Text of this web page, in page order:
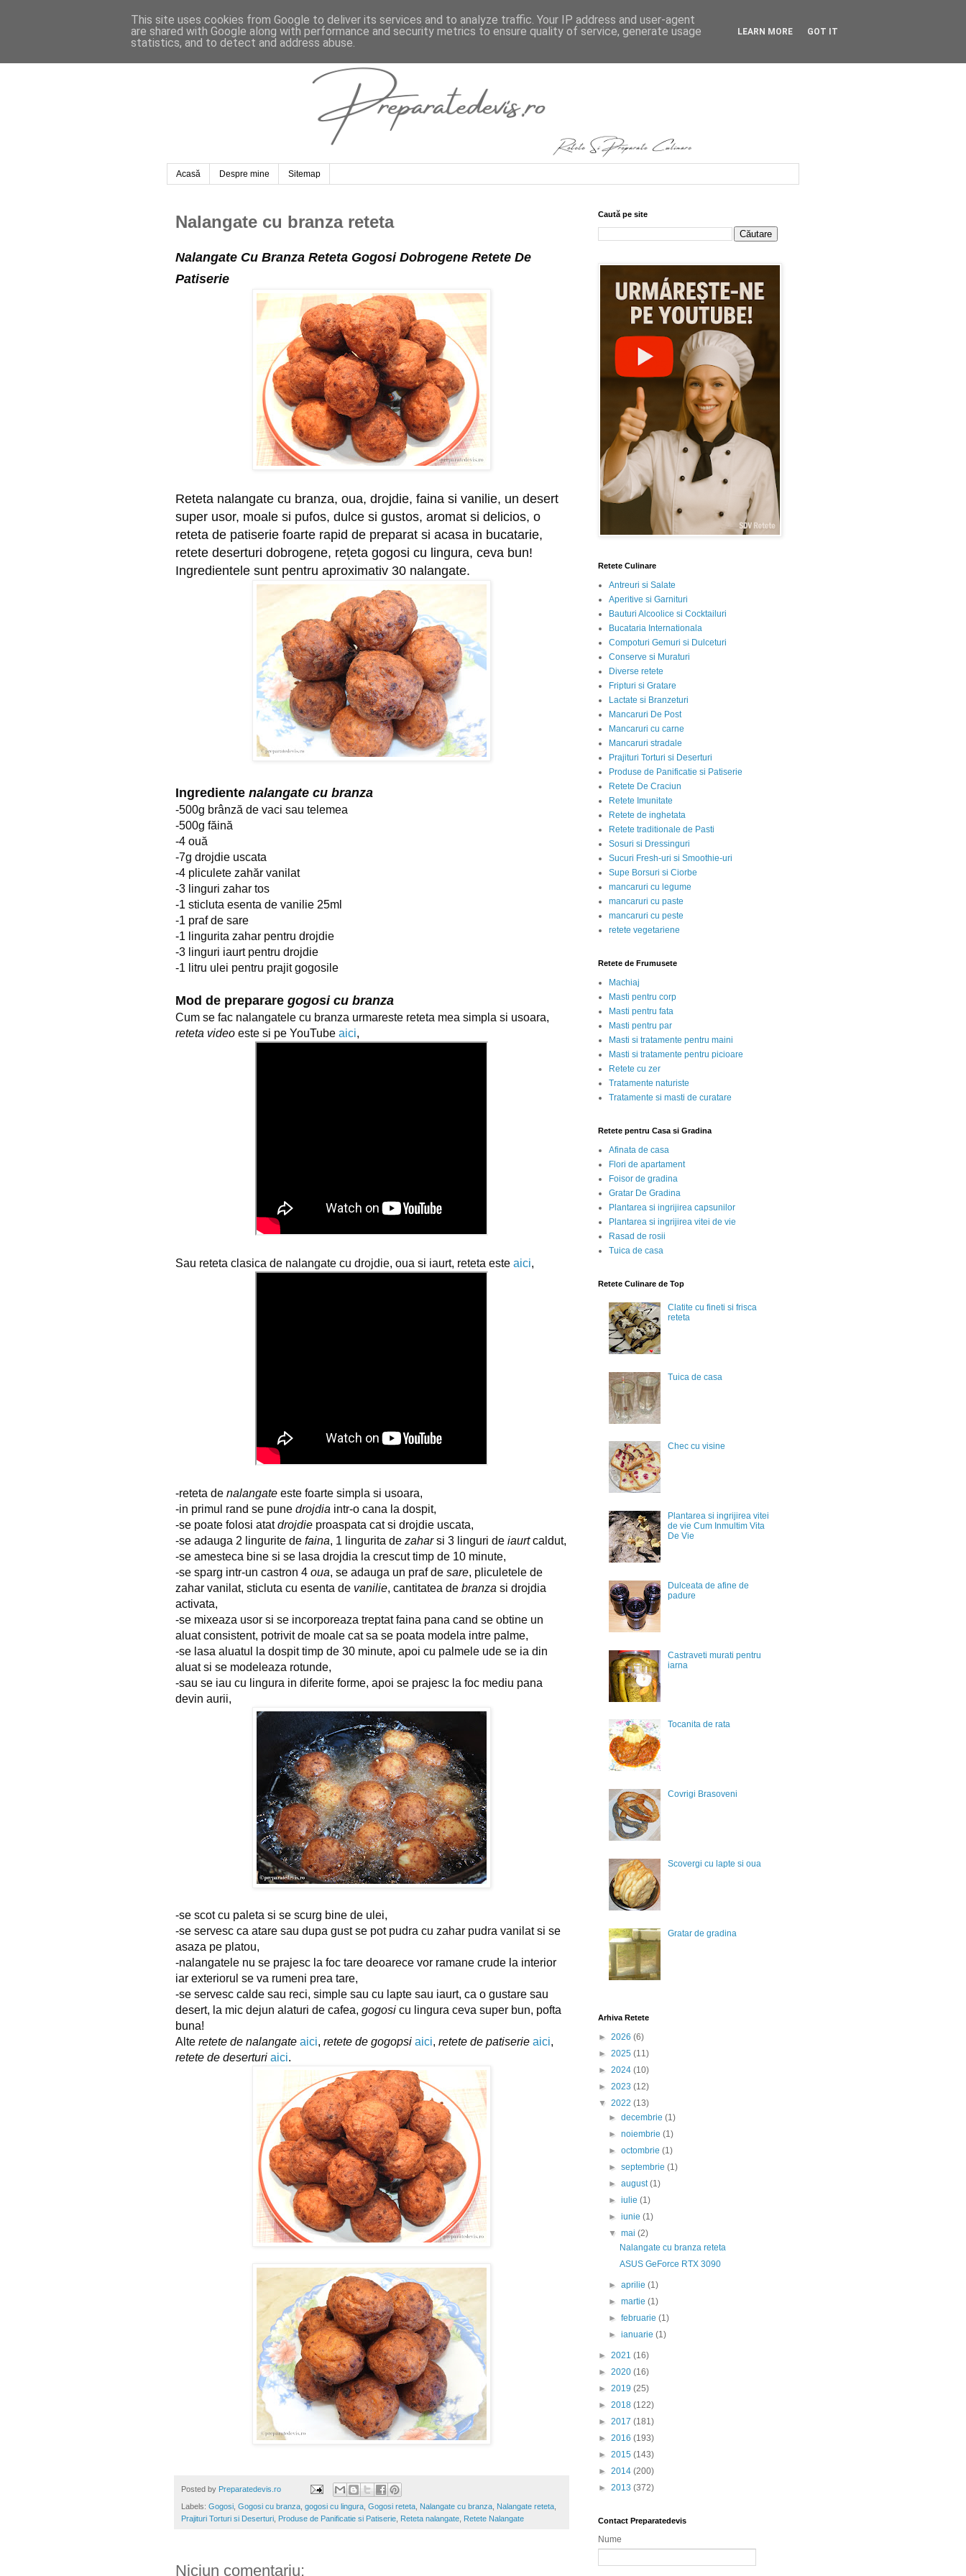
Acasă Despre mine Sitemap
Nalangate cu branza reteta
Nalangate Cu Branza Reteta Gogosi Dobrogene Retete De
Patiserie
Reteta nalangate cu branza, oua, drojdie, faina si vanilie, un desert
super usor, moale si pufos, dulce si gustos, aromat si delicios, o
reteta de patiserie foarte rapid de preparat si acasa in bucatarie,
retete deserturi dobrogene, rețeta gogosi cu lingura, ceva bun!
Ingredientele sunt pentru aproximativ 30 nalangate.
Ingrediente nalangate cu branza
-500g brânză de vaci sau telemea
-500g făină
-4 ouă
-7g drojdie uscata
-4 pliculete zahăr vanilat
-3 linguri zahar tos
-1 sticluta esenta de vanilie 25ml
-1 praf de sare
-1 lingurita zahar pentru drojdie
-3 linguri iaurt pentru drojdie
-1 litru ulei pentru prajit gogosile
Mod de preparare gogosi cu branza
reteta video este si pe YouTube aici,
Sau reteta clasica de nalangate cu drojdie, oua si iaurt, reteta este aici,
-reteta de nalangate este foarte simpla si usoara,
-in primul rand se pune drojdia intr-o cana la dospit,
-se poate folosi atat drojdie proaspata cat si drojdie uscata,
-se adauga 2 lingurite de faina, 1 lingurita de zahar si 3 linguri de iaurt caldut,
-se amesteca bine si se lasa drojdia la crescut timp de 10 minute,
-se sparg intr-un castron 4 oua, se adauga un praf de sare, pliculetele de
zahar vanilat, sticluta cu esenta de vanilie, cantitatea de branza si drojdia
activata,
-se mixeaza usor si se incorporeaza treptat faina pana cand se obtine un
aluat consistent, potrivit de moale cat sa se poata modela intre palme,
-se lasa aluatul la dospit timp de 30 minute, apoi cu palmele ude se ia din
aluat si se modeleaza rotunde,
-sau se iau cu lingura in diferite forme, apoi se prajesc la foc mediu pana
devin aurii,
-se scot cu paleta si se scurg bine de ulei,
-se servesc ca atare sau dupa gust se pot pudra cu zahar pudra vanilat si se
asaza pe platou,
-nalangatele nu se prajesc la foc tare deoarece vor ramane crude la interior
iar exteriorul se va rumeni prea tare,
-se servesc calde sau reci, simple sau cu lapte sau iaurt, ca o gustare sau
desert, la mic dejun alaturi de cafea, gogosi cu lingura ceva super bun, pofta
buna!
Alte retete de nalangate aici, retete de gogopsi aici, retete de patiserie aici
retete de deserturi aici.
Posted by Preparatedevis.ro
Labels: Gogosi Gogosi cu branza gogosi cu lingura Gogosi reteta Nalangate cu branza Nalangate reteta
Prajituri Torturi si Deserturi Produse de Panificatie si Patiserie Reteta nalangate Retete Nalangate
Niciun comentariu:
Caută pe site
Retete Culinare
Antreuri si Salate
Aperitive si Garnituri
Bauturi Alcoolice si Cocktailuri
Bucataria Internationala
Compoturi Gemuri si Dulceturi
Conserve si Muraturi
Diverse retete
Fripturi si Gratare
Lactate si Branzeturi
Mancaruri De Post
Mancaruri cu carne
Mancaruri stradale
Prajituri Torturi si Deserturi
Produse de Panificatie si Patiserie
Retete De Craciun
Retete Imunitate
Retete de inghetata
Retete traditionale de Pasti
Sosuri si Dressinguri
Sucuri Fresh-uri si Smoothie-uri
Supe Borsuri si Ciorbe
mancaruri cu legume
mancaruri cu paste
mancaruri cu peste
retete vegetariene
Retete de Frumusete
Machiaj
Masti pentru corp
Masti pentru fata
Masti pentru par
Masti si tratamente pentru maini
Masti si tratamente pentru picioare
Retete cu zer
Tratamente naturiste
Tratamente si masti de curatare
Retete pentru Casa si Gradina
Afinata de casa
Flori de apartament
Foisor de gradina
Gratar De Gradina
Plantarea si ingrijirea capsunilor
Plantarea si ingrijirea vitei de vie
Rasad de rosii
Tuica de casa
Retete Culinare de Top
Clatite cu fineti si frisca
reteta
Tuica de casa
Chec cu visine
Plantarea si ingrijirea vitei
de vie Cum Inmultim Vita
De Vie
Dulceata de afine de
padure
Castraveti murati pentru
iarna
Tocanita de rata
Covrigi Brasoveni
Scovergi cu lapte si oua
Gratar de gradina
Arhiva Retete
► 2026 (6)
► 2025 (11)
► 2024 (10)
► 2023 (12)
▼ 2022 (13)
►decembrie(1)
►noiembrie(1)
►octombrie(1)
►septembrie(1)
►august(1)
►iulie(1)
►iunie(1)
▼mai(2)
Nalangate cu branza reteta
ASUS GeForce RTX 3090
►aprilie(1)
►martie(1)
►februarie(1)
►ianuarie(1)
► 2021 (16)
► 2020 (16)
► 2019 (25)
► 2018 (122)
► 2017 (181)
► 2016 (193)
► 2015 (143)
► 2014 (200)
► 2013 (372)
Contact Preparatedevis
Nume
This site uses cookies from Google to deliver its services and to analyze traffic. Your IP address and user-agent
are shared with Google along with performance and security metrics to ensure quality of service, generate usage
statistics, and to detect and address abuse.
LEARN MORE GOT IT